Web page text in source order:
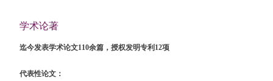
学术论著
迄今发表学术论文110余篇，授权发明专利 12项
代表性论文：